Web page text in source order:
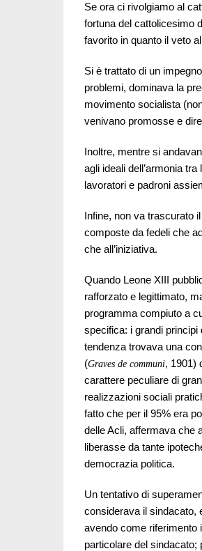
Se ora ci rivolgiamo al
fortuna del cattolicesimo
favorito in quanto il veto
Si è trattato di un
problemi, dominava la
movimento socialista
venivano promosse e
Inoltre, mentre si
agli ideali dell’armonia
lavoratori e padroni
Infine, non va trascurato
composte da fedeli che
che all’iniziativa.
Quando Leone XIII
rafforzato e legittimato,
programma compiuto a
specifica: i grandi principi
tendenza trovava una
(Graves de communi, 1901)
carattere peculiare di
realizzazioni sociali
fatto che per il 95% era
delle Acli, affermava che
liberasse da tante
democrazia politica.
Un tentativo di
considerava il sindacato,
avendo come riferimento
particolare del